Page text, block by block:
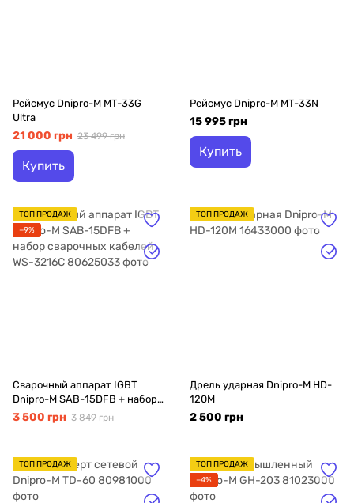
Рейсмус Dnipro-M MT-33G
Ultra
21 000 грн 23 499 грн
Купить
Рейсмус Dnipro-M MT-33N
15 995 грн
Купить
ТОП ПРОДАЖ
−9%
Сварочный аппарат IGBT
Dnipro-M SAB-15DFB + набор
сварочных кабелей WS-3216C
3 500 грн 3 849 грн
ТОП ПРОДАЖ
Дрель ударная Dnipro-M HD-
120M
2 500 грн
ТОП ПРОДАЖ
ТОП ПРОДАЖ
−4%